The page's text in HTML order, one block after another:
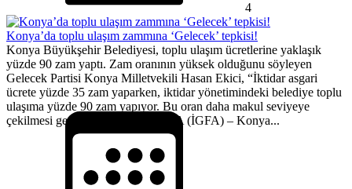
4
Konya’da toplu ulaşım zammına ‘Gelecek’ tepkisi!
Konya Büyükşehir Belediyesi, toplu ulaşım ücretlerine yaklaşık
yüzde 90 zam yaptı. Zam oranının yüksek olduğunu söyleyen
Gelecek Partisi Konya Milletvekili Hasan Ekici, “İktidar asgari
ücrete yüzde 35 zam yaparken, iktidar yönetimindeki belediye toplu
ulaşıma yüzde 90 zam yapıyor. Bu oran daha makul seviyeye
çekilmesi gerekiyor” dedi. KONYA (İGFA) – Konya...